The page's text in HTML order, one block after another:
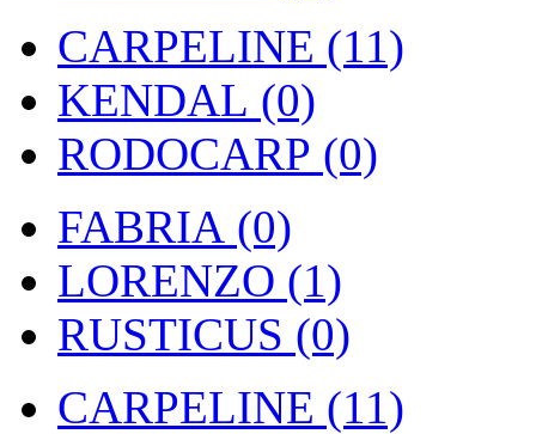
CARPELINE (11)
KENDAL (0)
RODOCARP (0)
FABRIA (0)
LORENZO (1)
RUSTICUS (0)
CARPELINE (11)